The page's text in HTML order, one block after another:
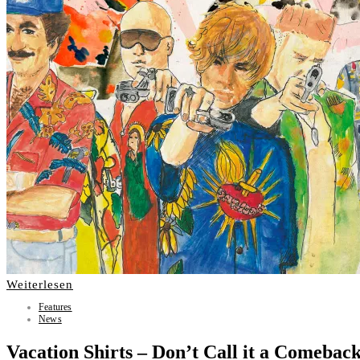
Weiterlesen
Features
News
Vacation Shirts – Don’t Call it a